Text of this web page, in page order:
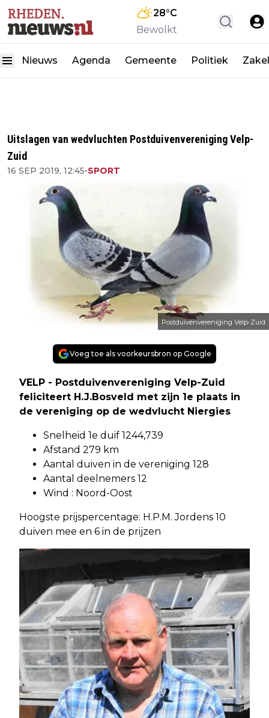
28°C
Bewolkt
Nieuws Agenda Gemeente Politiek
Uitslagen van wedvluchten Postduivenvereniging Velp-
Zuid
16 SEP 2019, 12:45•SPORT
Postduivenvereniging Velp-Zuid
Voeg toe als voorkeursbron op Google
VELP - Postduivenvereniging Velp-Zuid
feliciteert H.J.Bosveld met zijn 1e plaats in
de vereniging op de wedvlucht Niergies
Snelheid 1e duif 1244,739
Afstand 279 km
Aantal duiven in de vereniging 128
Aantal deelnemers 12
Wind : Noord-Oost
Hoogste prijspercentage: H.P.M. Jordens 10
duiven mee en 6 in de prijzen